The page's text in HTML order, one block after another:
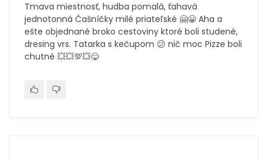
Tmava miestnosť, hudba pomalá, ťahavá
jednotonná Čašníčky milé priateľské 🤗😀 Aha a
ešte objednané broko cestoviny ktoré boli studené,
dresing vrs. Tatarka s kečupom 😕 nič moc Pizze boli
chutné 💥💥💯💥😋